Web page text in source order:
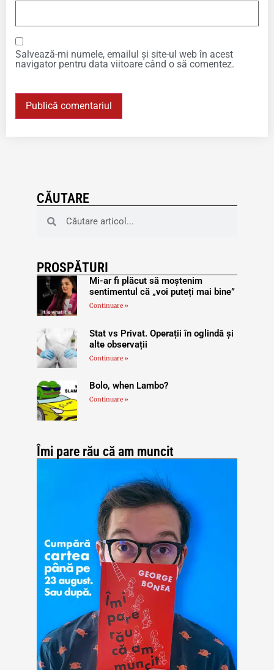
Salvează-mi numele, emailul și site-ul web în acest
navigator pentru data viitoare când o să comentez.
CĂUTARE
PROSPĂTURI
Mi-ar fi plăcut să moștenim
sentimentul că „voi puteți mai bine”
Continuare »
Stat vs Privat. Operații în oglindă și
alte observații
Continuare »
Bolo, when Lambo?
Continuare »
Îmi pare rău că am muncit